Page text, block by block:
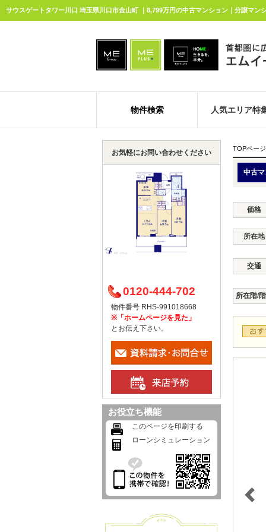
サウスゲートタワー川口 埼玉県川口市金山町 ｜8,799万円の中古マンション｜分譲マン
物件検索 人気エリア特
TOPページ
中古
価格
所在地
交通
所在階/
お気軽にお問い合わせください
0120-444-702
物件番号 RHS-991018668
※「ホームページを見た」
とお伝え下さい。
お役立ち機能
このページを印刷する
ローンシミュレーション